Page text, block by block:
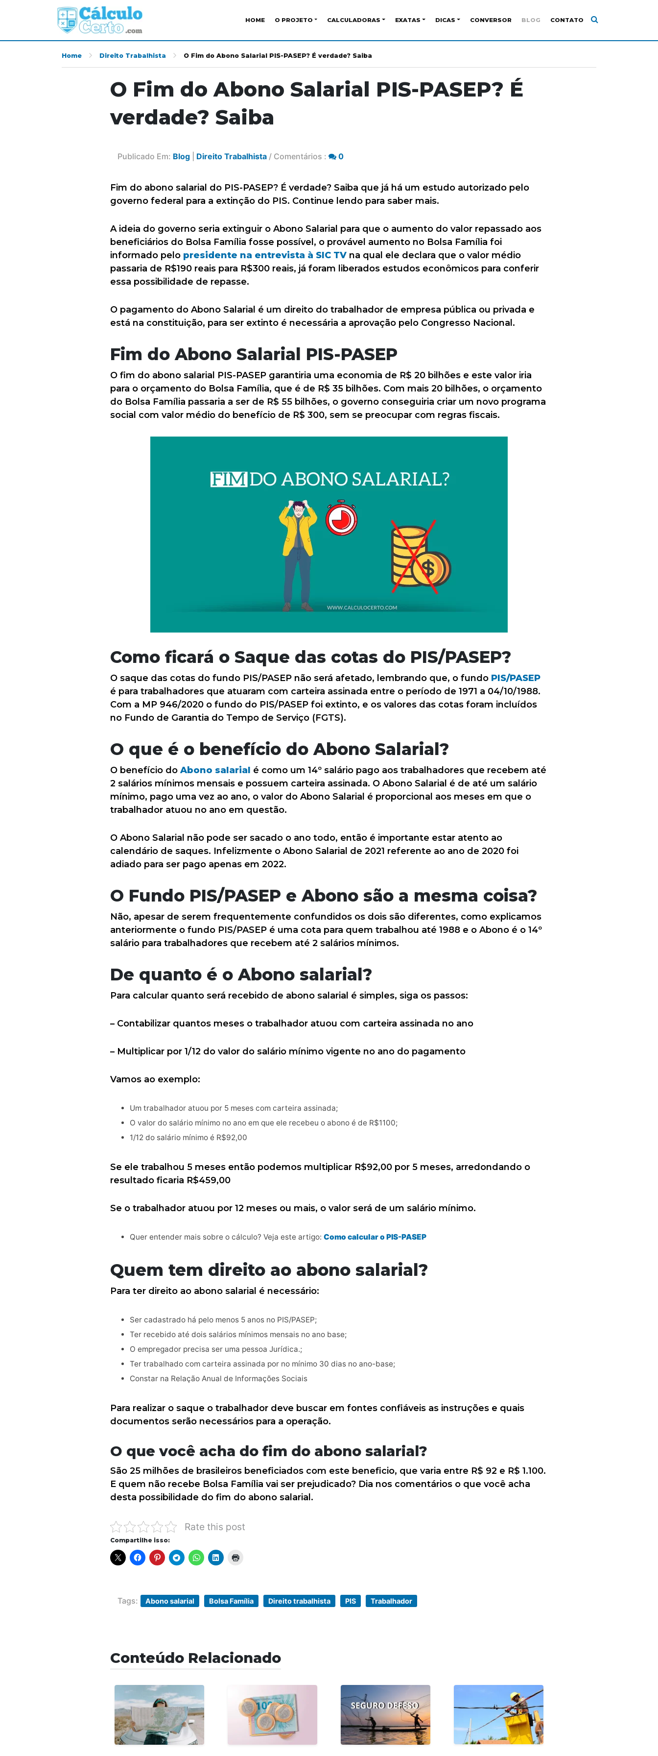
HOME O PROJETO CALCULADORAS EXATAS DICAS CONVERSOR BLOG CONTATO
Home Direito Trabalhista O Fim do Abono Salarial PIS-PASEP? É verdade? Saiba
O Fim do Abono Salarial PIS-PASEP? É
verdade? Saiba
Publicado Em: Blog Direito Trabalhista / Comentários : 0
Fim do abono salarial do PIS-PASEP? É verdade? Saiba que já há um estudo autorizado pelo
governo federal para a extinção do PIS. Continue lendo para saber mais.
A ideia do governo seria extinguir o Abono Salarial para que o aumento do valor repassado aos
beneficiários do Bolsa Família fosse possível, o provável aumento no Bolsa Família foi
informado pelo presidente na entrevista à SIC TV na qual ele declara que o valor médio
passaria de R$190 reais para R$300 reais, já foram liberados estudos econômicos para conferir
essa possibilidade de repasse.
O pagamento do Abono Salarial é um direito do trabalhador de empresa pública ou privada e
está na constituição, para ser extinto é necessária a aprovação pelo Congresso Nacional.
Fim do Abono Salarial PIS-PASEP
O fim do abono salarial PIS-PASEP garantiria uma economia de R$ 20 bilhões e este valor iria
para o orçamento do Bolsa Família, que é de R$ 35 bilhões. Com mais 20 bilhões, o orçamento
do Bolsa Família passaria a ser de R$ 55 bilhões, o governo conseguiria criar um novo programa
social com valor médio do benefício de R$ 300, sem se preocupar com regras fiscais.
Como ficará o Saque das cotas do PIS/PASEP?
O saque das cotas do fundo PIS/PASEP não será afetado, lembrando que, o fundo PIS/PASEP
é para trabalhadores que atuaram com carteira assinada entre o período de 1971 a 04/10/1988.
Com a MP 946/2020 o fundo do PIS/PASEP foi extinto, e os valores das cotas foram incluídos
no Fundo de Garantia do Tempo de Serviço (FGTS).
O que é o benefício do Abono Salarial?
O benefício do Abono salarial é como um 14º salário pago aos trabalhadores que recebem até
2 salários mínimos mensais e possuem carteira assinada. O Abono Salarial é de até um salário
mínimo, pago uma vez ao ano, o valor do Abono Salarial é proporcional aos meses em que o
trabalhador atuou no ano em questão.
O Abono Salarial não pode ser sacado o ano todo, então é importante estar atento ao
calendário de saques. Infelizmente o Abono Salarial de 2021 referente ao ano de 2020 foi
adiado para ser pago apenas em 2022.
O Fundo PIS/PASEP e Abono são a mesma coisa?
Não, apesar de serem frequentemente confundidos os dois são diferentes, como explicamos
anteriormente o fundo PIS/PASEP é uma cota para quem trabalhou até 1988 e o Abono é o 14º
salário para trabalhadores que recebem até 2 salários mínimos.
De quanto é o Abono salarial?
Para calcular quanto será recebido de abono salarial é simples, siga os passos:
– Contabilizar quantos meses o trabalhador atuou com carteira assinada no ano
– Multiplicar por 1/12 do valor do salário mínimo vigente no ano do pagamento
Vamos ao exemplo:
Um trabalhador atuou por 5 meses com carteira assinada;
O valor do salário mínimo no ano em que ele recebeu o abono é de R$1100;
1/12 do salário mínimo é R$92,00
Se ele trabalhou 5 meses então podemos multiplicar R$92,00 por 5 meses, arredondando o
resultado ficaria R$459,00
Se o trabalhador atuou por 12 meses ou mais, o valor será de um salário mínimo.
Quer entender mais sobre o cálculo? Veja este artigo: Como calcular o PIS-PASEP
Quem tem direito ao abono salarial?
Para ter direito ao abono salarial é necessário:
Ser cadastrado há pelo menos 5 anos no PIS/PASEP;
Ter recebido até dois salários mínimos mensais no ano base;
O empregador precisa ser uma pessoa Jurídica.;
Ter trabalhado com carteira assinada por no mínimo 30 dias no ano-base;
Constar na Relação Anual de Informações Sociais
Para realizar o saque o trabalhador deve buscar em fontes confiáveis as instruções e quais
documentos serão necessários para a operação.
O que você acha do fim do abono salarial?
São 25 milhões de brasileiros beneficiados com este beneficio, que varia entre R$ 92 e R$ 1.100.
E quem não recebe Bolsa Família vai ser prejudicado? Dia nos comentários o que você acha
desta possibilidade do fim do abono salarial.
Rate this post
Compartilhe isso:
Tags: Abono salarial Bolsa Família Direito trabalhista PIS Trabalhador
Conteúdo Relacionado